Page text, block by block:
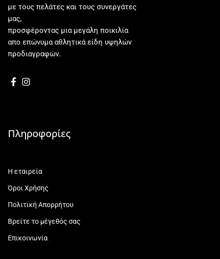
με τους πελάτες και τους συνεργάτες
μας,
προσφέροντας μια μεγάλη ποικιλία
απο επώνυμα αθλητικά είδη υψηλών
προδιαγραφών.
Πληροφορίες
Η εταιρεία
Όροι Χρήσης
Πολιτική Απορρήτου
Βρείτε το μέγεθός σας
Επικοινωνία